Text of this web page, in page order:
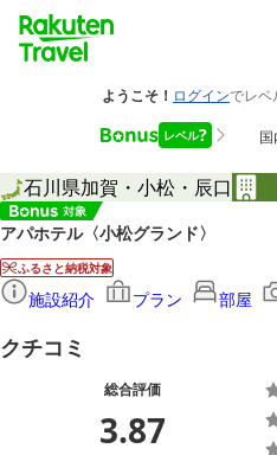
石川県加賀・小松・辰口
アパホテル〈小松グランド〉
ふるさと納税対象
施設紹介 プラン 部屋
クチコミ
総合評価
3.87